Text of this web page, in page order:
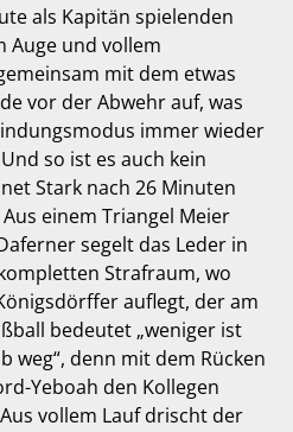
als Kapitän spielenden
Auge und vollem
mit dem etwas
vor der Abwehr auf, was
immer wieder
so ist es auch kein
Stark nach 26 Minuten
einem Triangel Meier
segelt das Leder in
Strafraum, wo
auflegt, der am
bedeutet „weniger ist
weg“, denn mit dem Rücken
Yeboah den Kollegen
vollem Lauf drischt der